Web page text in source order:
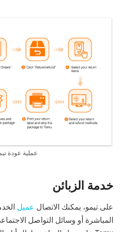
عملية عودة
خدمة الزبائن
على تيمو، يمكنك الاتصال عميل
المباشرة أو وسائل التواصل